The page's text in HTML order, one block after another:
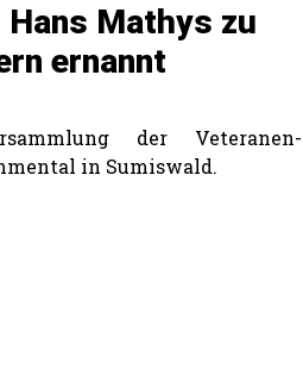
Mathys zu
ernannt
der Veteranen-
in Sumiswald.